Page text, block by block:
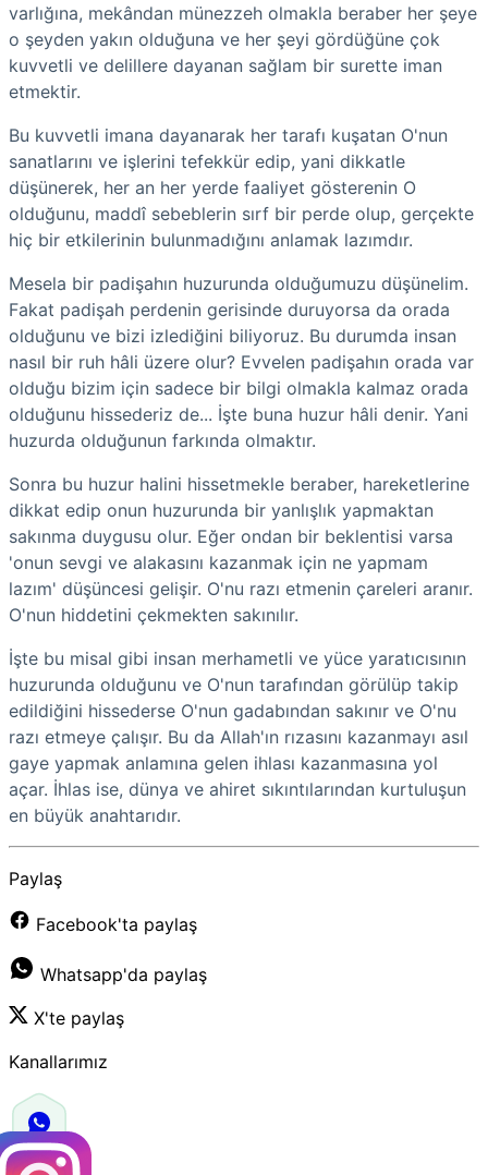
varlığına, mekândan münezzeh olmakla beraber her şeye
o şeyden yakın olduğuna ve her şeyi gördüğüne çok
kuvvetli ve delillere dayanan sağlam bir surette iman
etmektir.
Bu kuvvetli imana dayanarak her tarafı kuşatan O'nun
sanatlarını ve işlerini tefekkür edip, yani dikkatle
düşünerek, her an her yerde faaliyet gösterenin O
olduğunu, maddî sebeblerin sırf bir perde olup, gerçekte
hiç bir etkilerinin bulunmadığını anlamak lazımdır.
Mesela bir padişahın huzurunda olduğumuzu düşünelim.
Fakat padişah perdenin gerisinde duruyorsa da orada
olduğunu ve bizi izlediğini biliyoruz. Bu durumda insan
nasıl bir ruh hâli üzere olur? Evvelen padişahın orada var
olduğu bizim için sadece bir bilgi olmakla kalmaz orada
olduğunu hissederiz de... İşte buna huzur hâli denir. Yani
huzurda olduğunun farkında olmaktır.
Sonra bu huzur halini hissetmekle beraber, hareketlerine
dikkat edip onun huzurunda bir yanlışlık yapmaktan
sakınma duygusu olur. Eğer ondan bir beklentisi varsa
'onun sevgi ve alakasını kazanmak için ne yapmam
lazım' düşüncesi gelişir. O'nu razı etmenin çareleri aranır.
O'nun hiddetini çekmekten sakınılır.
İşte bu misal gibi insan merhametli ve yüce yaratıcısının
huzurunda olduğunu ve O'nun tarafından görülüp takip
edildiğini hissederse O'nun gadabından sakınır ve O'nu
razı etmeye çalışır. Bu da Allah'ın rızasını kazanmayı asıl
gaye yapmak anlamına gelen ihlası kazanmasına yol
açar. İhlas ise, dünya ve ahiret sıkıntılarından kurtuluşun
en büyük anahtarıdır.
Paylaş
Facebook'ta paylaş
Whatsapp'da paylaş
X'te paylaş
Kanallarımız